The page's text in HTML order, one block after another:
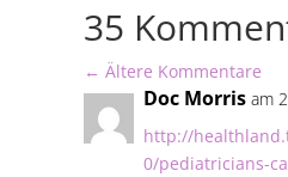
35
← Ältere Kommentare
Doc Morris am
http://
0/pediatricians-